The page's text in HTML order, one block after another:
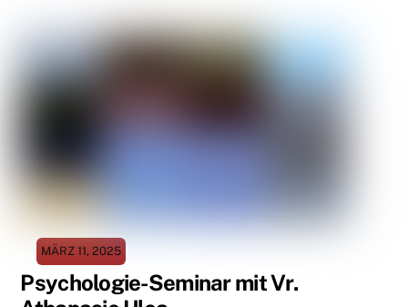
MÄRZ 11, 2025
Psychologie-Seminar mit Vr.